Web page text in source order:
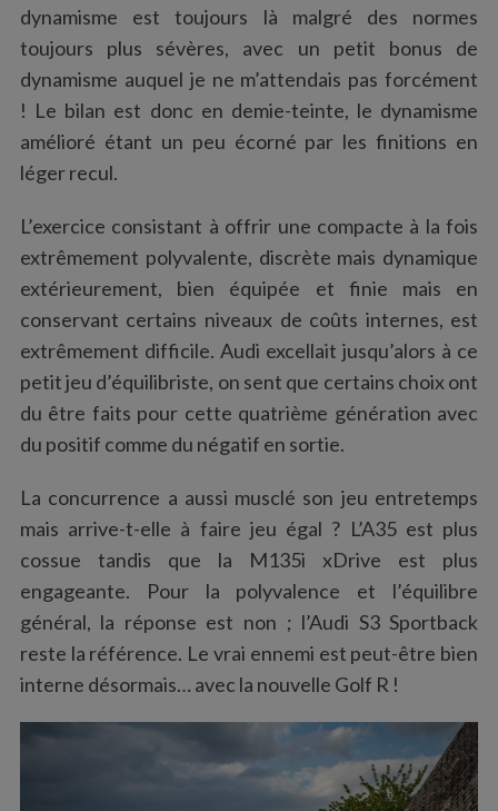
dynamisme est toujours là malgré des normes
toujours plus sévères, avec un petit bonus de
dynamisme auquel je ne m’attendais pas forcément
! Le bilan est donc en demie-teinte, le dynamisme
amélioré étant un peu écorné par les finitions en
léger recul.
L’exercice consistant à offrir une compacte à la fois
extrêmement polyvalente, discrète mais dynamique
extérieurement, bien équipée et finie mais en
conservant certains niveaux de coûts internes, est
extrêmement difficile. Audi excellait jusqu’alors à ce
petit jeu d’équilibriste, on sent que certains choix ont
du être faits pour cette quatrième génération avec
du positif comme du négatif en sortie.
La concurrence a aussi musclé son jeu entretemps
mais arrive-t-elle à faire jeu égal ? L’A35 est plus
cossue tandis que la M135i xDrive est plus
engageante. Pour la polyvalence et l’équilibre
général, la réponse est non ; l’Audi S3 Sportback
reste la référence. Le vrai ennemi est peut-être bien
interne désormais… avec la nouvelle Golf R !